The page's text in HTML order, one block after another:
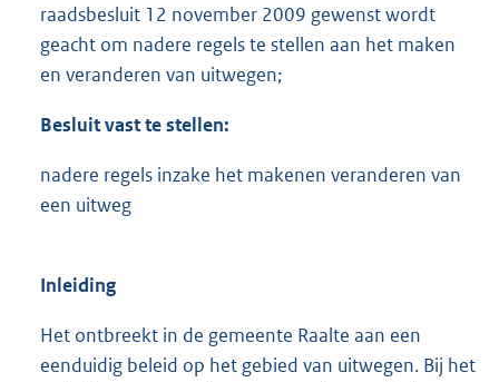
raadsbesluit 12 november 2009 gewenst wordt
geacht om nadere regels te stellen aan het maken
en veranderen van uitwegen;
Besluit vast te stellen:
nadere regels inzake het makenen veranderen van
een uitweg
Inleiding
Het ontbreekt in de gemeente Raalte aan een
eenduidig beleid op het gebied van uitwegen. Bij het